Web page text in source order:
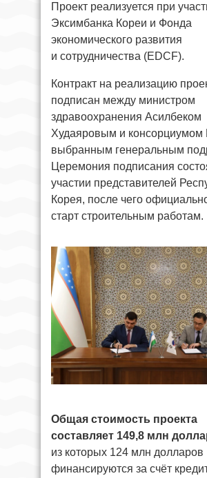
Проект реализуется при
Эксимбанка Кореи и Фонда
экономического развития
и сотрудничества (EDCF).
Контракт на реализацию
подписан между министром
здравоохранения Асилбеком
Худаяровым и консорциумом
выбранным генеральным
Церемония подписания
участии представителей
Корея, после чего
старт строительным работам.
Общая стоимость проекта
составляет 149,8 млн
из которых 124 млн долларов
финансируются за счёт